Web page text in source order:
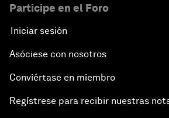
Participe en el Foro
Iniciar sesión
Asóciese con nosotros
Conviértase en miembro
Regístrese para recibir nuestras